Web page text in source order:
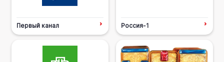
Первый канал Россия-1